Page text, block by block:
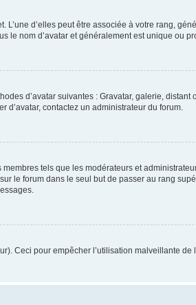
d’elles peut être associée à votre rang,
le nom d’avatar et généralement est unique ou
d’avatar suivantes : Gravatar, galerie, distant
d’avatar, contactez un administrateur du forum.
tels que les modérateurs et
le forum dans le seul but de passer au rang
Ceci pour empêcher l’utilisation malveillante